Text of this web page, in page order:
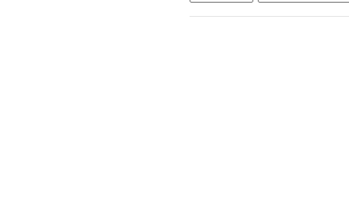
Комплекс городского